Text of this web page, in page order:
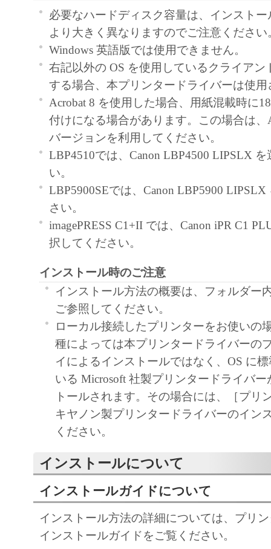
す。）との間の契約書です。
お客様は、『同意』を示す下記のボタンを
点、または「本ソフトウェア」のインスト
をもって、本契約書に同意したことになり
お客様が本契約書に同意できない場合、「
ア」を使用することはできません。
１．許諾
(1) キヤノンは、お客様が「キヤノン製品
のために、「キヤノン製品」に直接または
通じ接続される複数のコンピューター（以
と言います。）において、「本ソフトウェ
契約書においては、「本ソフトウェア」を
の記憶媒体上にインストールすること、ま
ターにおいて表示すること、アクセスする
非独占的権利をお客様に対して許諾します
た「指定機器」にネットワークを通じて接
ューター上で、かかるコンピューターの使
「本ソフトウェア」を使用させることがで
るコンピューターの使用者に本契約書上の
を遵守させるとともに、その履行に関し全
を条件とします。
(2) お客様は、上記(1)に基づいて「本ソフ
するためのバックアップとして、「本ソフ
部、複製することができます。
ヤノンのライセンサーのいかなる知的財産
と黙示たるとを問わず、本契約書によって
るいは許諾されるものではありません。
２．制限
(1) お客様は、再使用許諾、譲渡、販売、
必要なハードディスク容量は、インスト
より大きく異なりますのでご注意ください
Windows 英語版では使用できません。
右記以外の OS を使用しているクライアン
する場合、本プリンタードライバーは使
Acrobat 8 を使用した場合、用紙混載時に
付けになる場合があります。この場合は、
バージョンを利用してください。
LBP4510では、Canon LBP4500 LIPSLX
い。
LBP5900SEでは、Canon LBP5900
さい。
imagePRESS C1+II では、Canon iPR C1
択してください。
インストール時のご注意
インストール方法の概要は、フォルダー
ご参照してください。
ローカル接続したプリンターをお使いの
種によっては本プリンタードライバーの
イによるインストールではなく、OS に
いる Microsoft 社製プリンタードライバ
トールされます。その場合には、［プリ
キヤノン製プリンタードライバーのイン
ください。
インストールについて
インストールガイドについて
インストール方法の詳細については、プリ
インストールガイドをご覧ください。